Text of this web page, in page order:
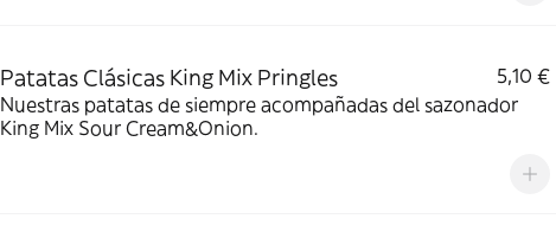
Patatas Clásicas King Mix Pringles
5,10 €
Nuestras patatas de siempre acompañadas del sazonador
King Mix Sour Cream&Onion.